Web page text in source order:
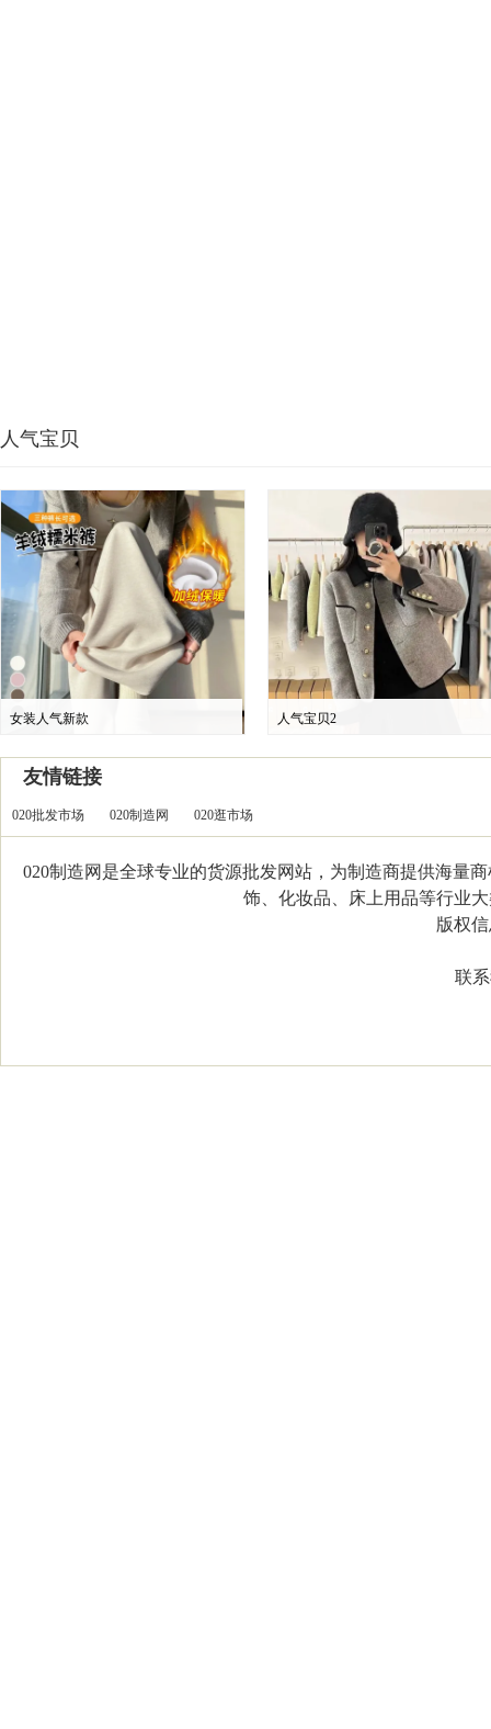
人气宝贝
女装人气新款 人气宝贝2
友情链接
020批发市场 020制造网 020逛市场
020制造网是全球专业的货源批发网站，为制造商提供海量
饰、化妆品、床上用品等行业
版权信
联